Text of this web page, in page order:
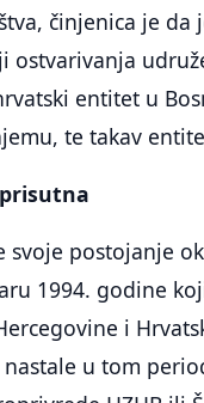
činjenica je da
ostvarivanja
entitet u
te takav
svoje postojanje
1994. godine
i
u tom